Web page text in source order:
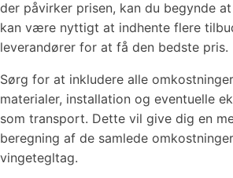
der påvirker prisen, kan du begynde
kan være nyttigt at indhente flere
leverandører for at få den bedste pris.
Sørg for at inkludere alle
materialer, installation og eventuelle
som transport. Dette vil give dig en
beregning af de samlede
vingetegltag.